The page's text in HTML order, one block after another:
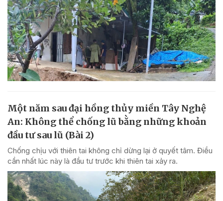
Một năm sau đại hồng thủy miền Tây Nghệ
An: Không thể chống lũ bằng những khoản
đầu tư sau lũ (Bài 2)
Chống chịu với thiên tai không chỉ dừng lại ở quyết tâm. Điều
cần nhất lúc này là đầu tư trước khi thiên tai xảy ra.